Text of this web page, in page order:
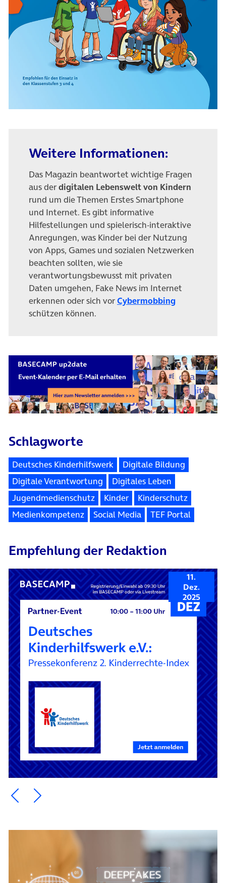
Weitere Informationen:
Das Magazin beantwortet wichtige Fragen
aus derdigitalen Lebenswelt von Kindern
rund um die Themen Erstes Smartphone
und Internet. Es gibt informative
Hilfestellungen und spielerisch-interaktive
Anregungen, was Kinder bei der Nutzung
von Apps, Games und sozialen Netzwerken
beachten sollten, wie sie
verantwortungsbewusst mit privaten
Daten umgehen, Fake News im Internet
erkennen oder sich vorCybermobbing
schützen können.
Schlagworte
Deutsches Kinderhilfswerk
Digitale Bildung
Digitale Verantwortung
Digitales Leben
Jugendmedienschutz
Kinder
Kinderschutz
Medienkompetenz
Social Media TEF Portal
Empfehlung der Redaktion
11.
Dez.
2025
Ein Element zurück blättern
Ein Element weiter blättern